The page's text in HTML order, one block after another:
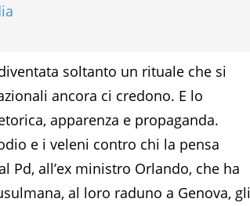
soltanto un rituale che si
ancora ci credono. E lo
apparenza e propaganda.
e i veleni contro chi la pensa
Pd, all’ex ministro Orlando, che ha
al loro raduno a Genova, gli